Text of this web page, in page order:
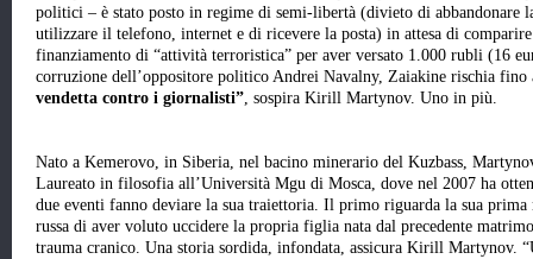
politici – è stato posto in regime di semi-libertà (divieto di abbandonare
utilizzare il telefono, internet e di ricevere la posta) in attesa di
finanziamento di “attività terroristica” per aver versato 1.000 rubli (16
corruzione dell’oppositore politico Andrei Navalny, Zaiakine rischia
vendetta contro i giornalisti”, sospira Kirill Martynov. Uno in più.
Nato a Kemerovo, in Siberia, nel bacino minerario del Kuzbass,
Laureato in filosofia all’Università Mgu di Mosca, dove nel 2007 ha
due eventi fanno deviare la sua traiettoria. Il primo riguarda la sua
russa di aver voluto uccidere la propria figlia nata dal precedente
trauma cranico. Una storia sordida, infondata, assicura Kirill Martynov.